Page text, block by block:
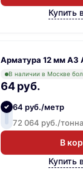
Купить
Арматура 12 мм А3
В наличии в Москве
64 руб.
64 руб./метр
72 064 руб./тонна
В
Купить